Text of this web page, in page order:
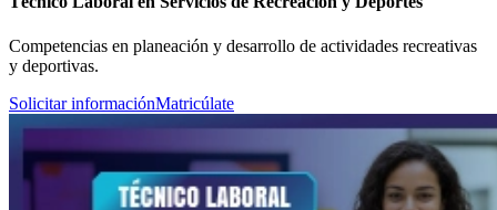
Competencias en planeación y desarrollo de actividades recreativas
y deportivas.
Solicitar informaciónMatricúlate